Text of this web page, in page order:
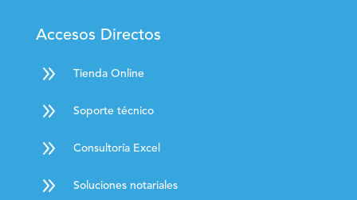
Accesos Directos
9 Tienda Online
9 Soporte técnico
9 Consultoría Excel
9 Soluciones notariales